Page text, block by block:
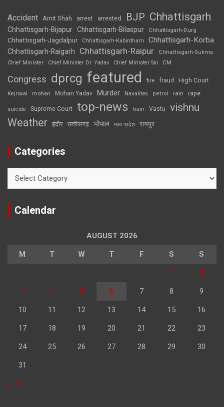
Accident Amit Shah arrest arrested BJP Chhattisgarh
Chhattisgarh-Bijapur Chhattisgarh-Bilaspur Chhattisgarh-Durg
Chhattisgarh-Jagdalpur Chhattisgarh-Kabirdham Chhattisgarh-Korba
Chhattisgarh-Raigarh Chhattisgarh-Raipur
Chhattisgarh-Sukma
Chief Minister
Chief Minister Dr. Yadav Chief Minister Sai CM
Congress dprcg featured fire fraud High Court
Kejriwal mohan Mohan Yadav Murder Naxalites petrol rain rape
suicide Supreme Court top-news train Vastu vishnu
Weather इंदौर छत्तीसगढ़ भोपाल मध्य प्रदेश रायपुर
Categories
Calendar
AUGUST 2026
M T W T F S S
1 2
3 4 5 6 7 8 9
10 11 12 13 14 15 16
17 18 19 20 21 22 23
24 25 26 27 28 29 30
31
« Jul